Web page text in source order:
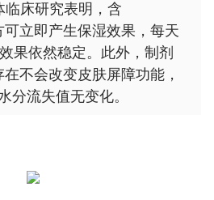
临床研究表明，含
可立即产生保湿效果，每天
果依然稳定。此外，制剂
在不会改变皮肤屏障功能，
分流失值无变化。